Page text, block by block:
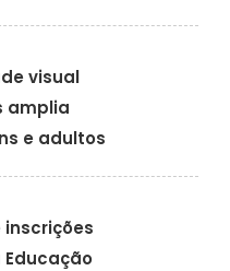
visual
amplia
e adultos
inscrições